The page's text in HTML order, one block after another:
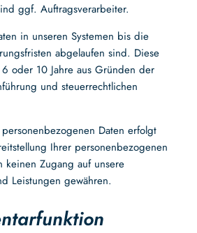
ggf. Auftragsverarbeiter.
in unseren Systemen bis die
abgelaufen sind. Diese
oder 10 Jahre aus Gründen der
und steuerrechtlichen
Daten erfolgt
Ihrer personenbezogenen
keinen Zugang auf unsere
Leistungen gewähren.